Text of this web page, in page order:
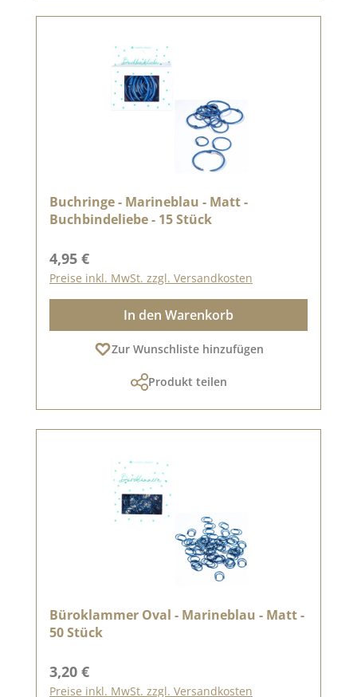
Buchringe - Marineblau - Matt -
Buchbindeliebe - 15 Stück
Regulärer Preis:
4,95 €
Preise inkl. MwSt. zzgl. Versandkosten
In den Warenkorb
Zur Wunschliste hinzufügen
Produkt teilen
Büroklammer Oval - Marineblau - Matt -
50 Stück
Regulärer Preis:
3,20 €
Preise inkl. MwSt. zzgl. Versandkosten